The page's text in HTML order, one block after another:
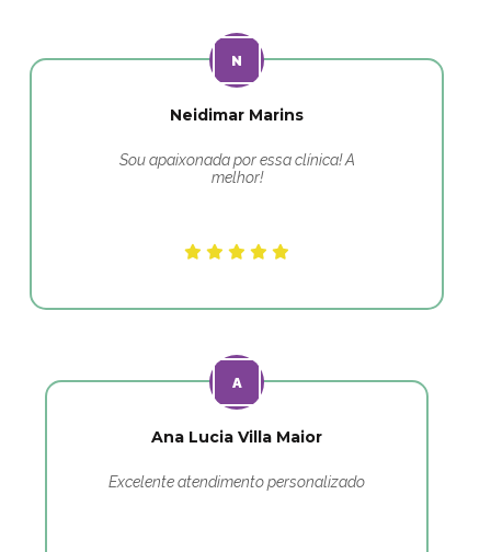
Neidimar Marins
Sou apaixonada por essa clínica! A
melhor!
Ana Lucia Villa Maior
Excelente atendimento personalizado